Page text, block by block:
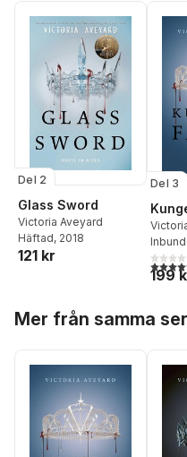
Del 2
Glass Sword
Victoria Aveyard
Häftad, 2018
121 kr
Del 3
4,4
199
Mer från samma